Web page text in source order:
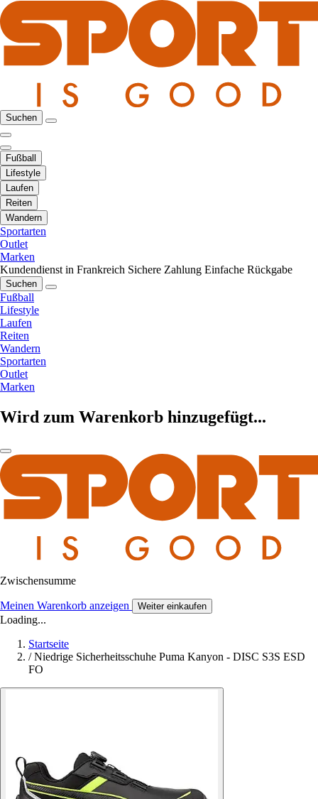
Suchen
Fußball
Lifestyle
Laufen
Reiten
Wandern
Sportarten
Outlet
Marken
Kundendienst in Frankreich Sichere Zahlung Einfache Rückgabe
Suchen
Fußball
Lifestyle
Laufen
Reiten
Wandern
Sportarten
Outlet
Marken
Wird zum Warenkorb hinzugefügt...
Zwischensumme
Meinen Warenkorb anzeigen Weiter einkaufen
Loading...
Startseite
/ Niedrige Sicherheitsschuhe Puma Kanyon - DISC S3S ESD
FO